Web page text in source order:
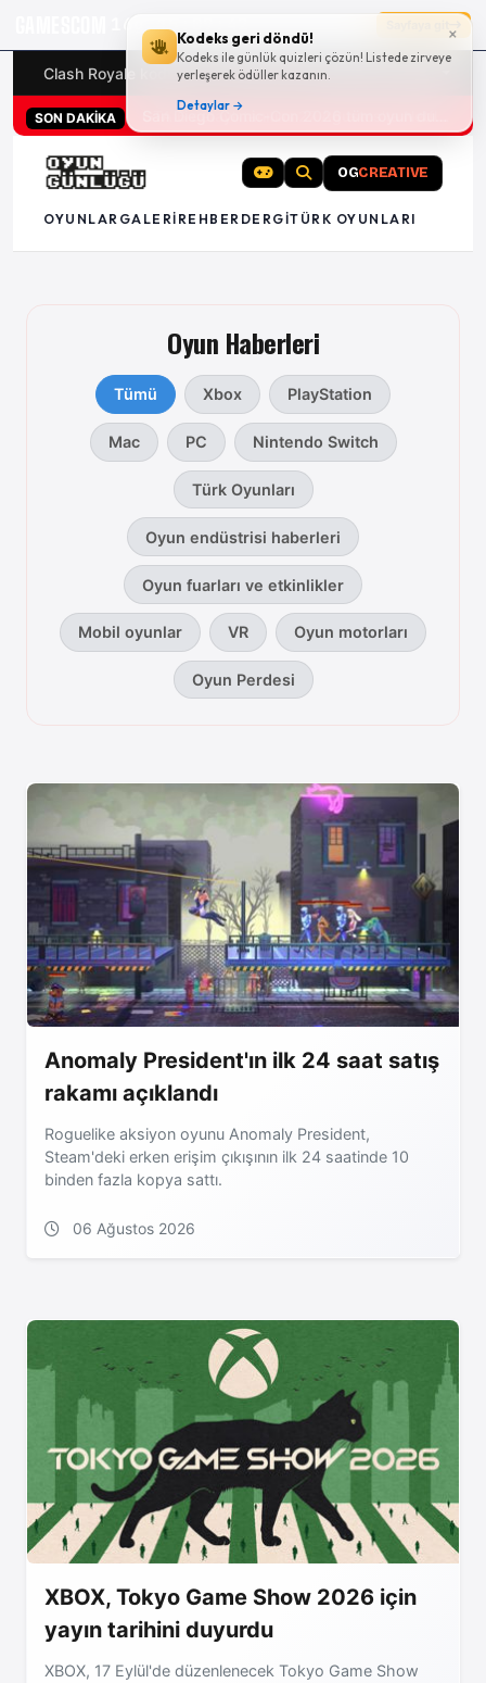
×
Kodeks geri döndü!
Kodeks ile günlük quizleri çözün! Listede zirveye
yerleşerek ödüller kazanın.
Detaylar →
16g 15:09:41
Clash Royale kodları Türk oyunları (PC ve konsollar) -
SON DAKİKA
OGCREATIVE
OYUNLAR GALERI REHBER DERGITÜRK OYUNLARI
Oyun Haberleri
Oyun Günlüğü oyun
Tümü Xbox PlayStation
Mac PC Nintendo Switch
Türk Oyunları
Oyun endüstrisi haberleri
Oyun fuarları ve etkinlikler
Mobil oyunlar VR Oyun motorları
Oyun Perdesi
Anomaly President'ın ilk 24 saat satış
rakamı açıklandı
Roguelike aksiyon oyunu Anomaly President,
Steam'deki erken erişim çıkışının ilk 24 saatinde 10
binden fazla kopya sattı.
06 Ağustos 2026
XBOX, Tokyo Game Show 2026 için
yayın tarihini duyurdu
XBOX, 17 Eylül'de düzenlenecek Tokyo Game Show